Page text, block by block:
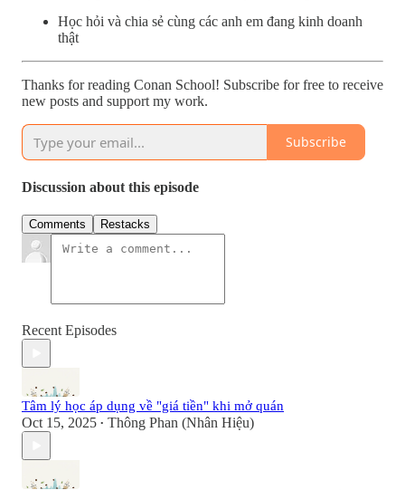
Học hỏi và chia sẻ cùng các anh em đang kinh doanh
thật
Thanks for reading Conan School! Subscribe for free to receive
new posts and support my work.
Subscribe
Discussion about this episode
Comments Restacks
Recent Episodes
Tâm lý học áp dụng về "giá tiền" khi mở quán
Oct 15, 2025 • Thông Phan (Nhân Hiệu)